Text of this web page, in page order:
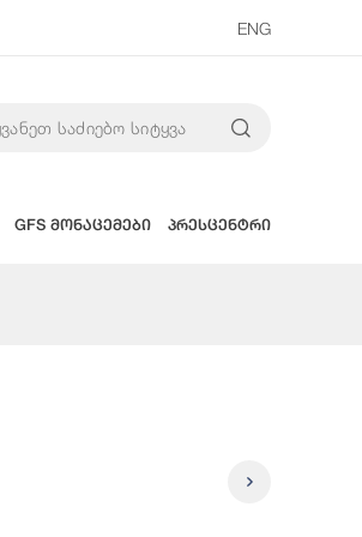
ENG
GFS მონაცემები პრესცენტრი